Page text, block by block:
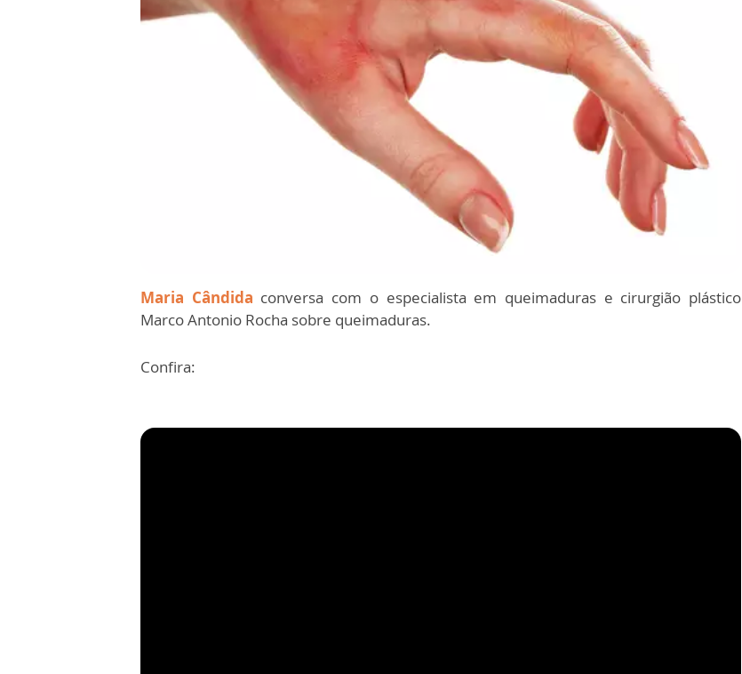
Maria Cândida conversa com o especialista em queimaduras e cirurgião plástico
Marco Antonio Rocha sobre queimaduras.
Confira: